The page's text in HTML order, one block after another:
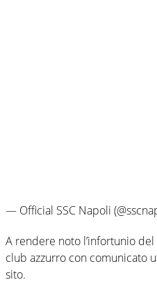
— Official SSC Napoli
A rendere noto l’infortunio
club azzurro con comunicato
sito.